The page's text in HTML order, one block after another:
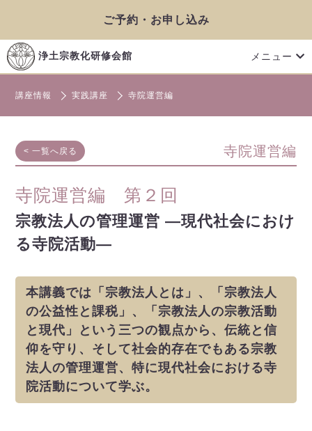
浄土宗教化研修会館 メニュー
ご予約・お申し込み
講座情報 実践講座 寺院運営編
< 一覧へ戻る 寺院運営編
寺院運営編 第２回
宗教法人の管理運営 ―現代社会におけ
る寺院活動―
本講義では「宗教法人とは」、「宗教法人
の公益性と課税」、「宗教法人の宗教活動
と現代」という三つの観点から、伝統と信
仰を守り、そして社会的存在でもある宗教
法人の管理運営、特に現代社会における寺
院活動について学ぶ。